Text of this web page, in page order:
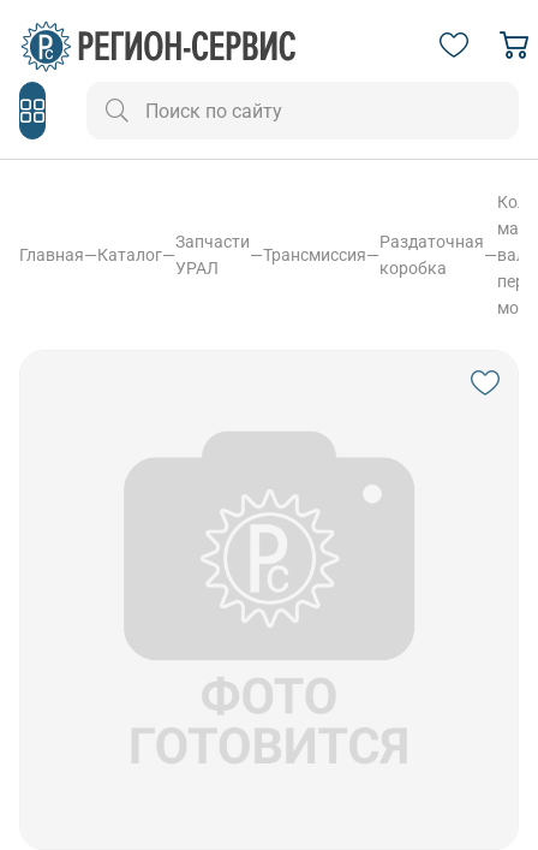
Главная—Каталог—
Запчасти
УРАЛ
—Трансмиссия—
Раздаточная
коробка
—